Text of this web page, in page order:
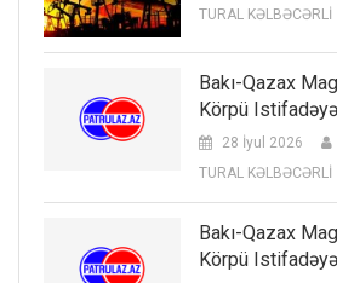
TURAL KƏLBƏCƏRLİ
Bakı-Qazax
Körpü
28 İyul 2026
TURAL KƏLBƏCƏRLİ
Bakı-Qazax
Körpü